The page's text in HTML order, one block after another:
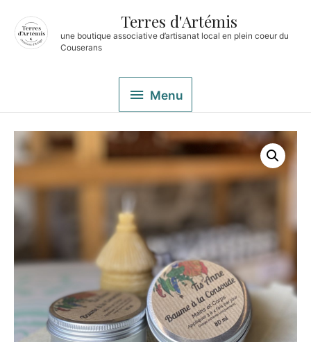
Terres d'Artémis
une boutique associative d’artisanat local en plein coeur du
Couserans
Menu